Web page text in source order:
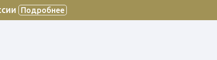
Подробнее